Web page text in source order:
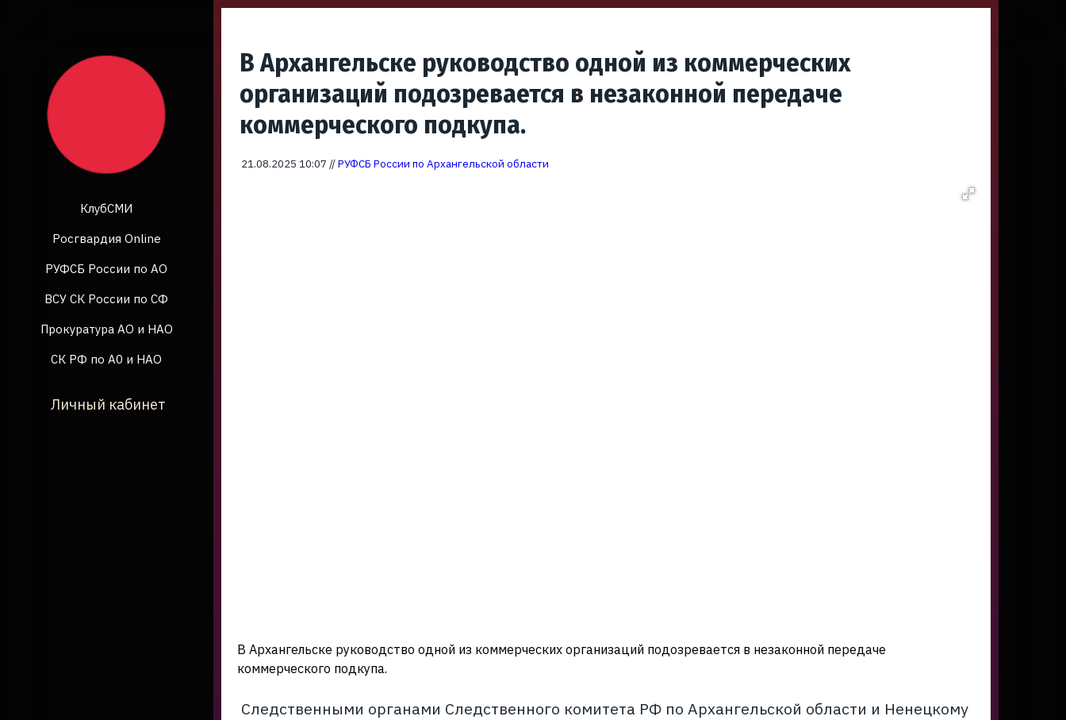
КлубСМИ
Росгвардия Online
РУФСБ России по АО
ВСУ СК России по СФ
Прокуратура АО и НАО
СК РФ по А0 и НАО
Личный кабинет
В Архангельске руководство одной из коммерческих
организаций подозревается в незаконной передаче
коммерческого подкупа.
21.08.2025 10:07 //РУФСБ России по Архангельской области
В Архангельске руководство одной из коммерческих организаций подозревается в незаконной передаче
коммерческого подкупа.
Следственными органами Следственного комитета РФ по Архангельской области и Ненецкому